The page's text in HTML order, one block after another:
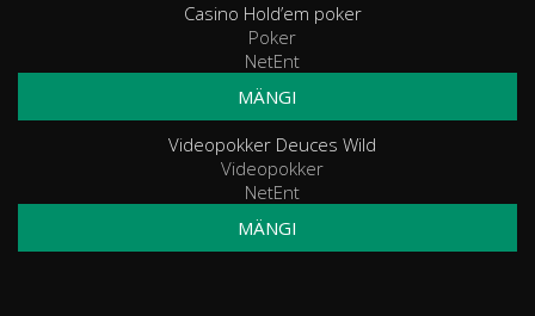
Casino Hold’em poker
Poker
NetEnt
MÄNGI
Videopokker Deuces Wild
Videopokker
NetEnt
MÄNGI